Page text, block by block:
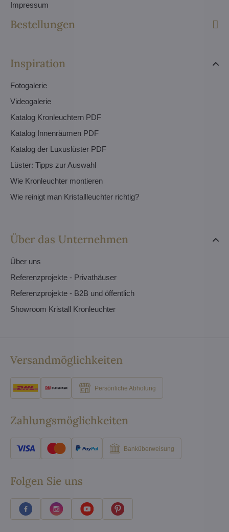
Impressum
Bestellungen
Inspiration
Fotogalerie
Videogalerie
Katalog Kronleuchtern PDF
Katalog Innenräumen PDF
Katalog der Luxuslüster PDF
Lüster: Tipps zur Auswahl
Wie Kronleuchter montieren
Wie reinigt man Kristallleuchter richtig?
Über das Unternehmen
Über uns
Referenzprojekte - Privathäuser
Referenzprojekte - B2B und öffentlich
Showroom Kristall Kronleuchter
Versandmöglichkeiten
Persönliche Abholung
Zahlungsmöglichkeiten
Banküberweisung
Folgen Sie uns